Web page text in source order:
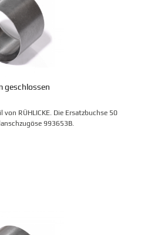
geschlossen
RÜHLICKE. Die Ersatzbuchse 50
993653B.